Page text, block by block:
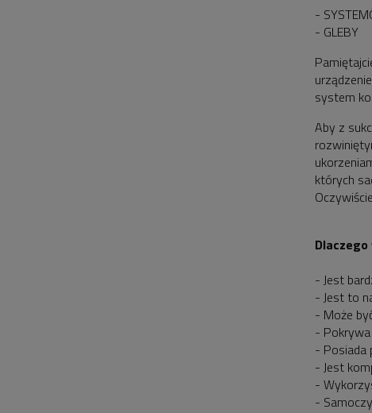
-
- GLEBY
system
Aby z
których
- Jest
- Jest to
- Może
-
- Posiada
- Jest
-
-